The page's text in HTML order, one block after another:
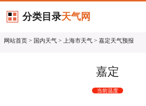
分类目录天气网
网站首页 > 国内天气 > 上海市天气 > 嘉定天气预报
嘉定
当前温度